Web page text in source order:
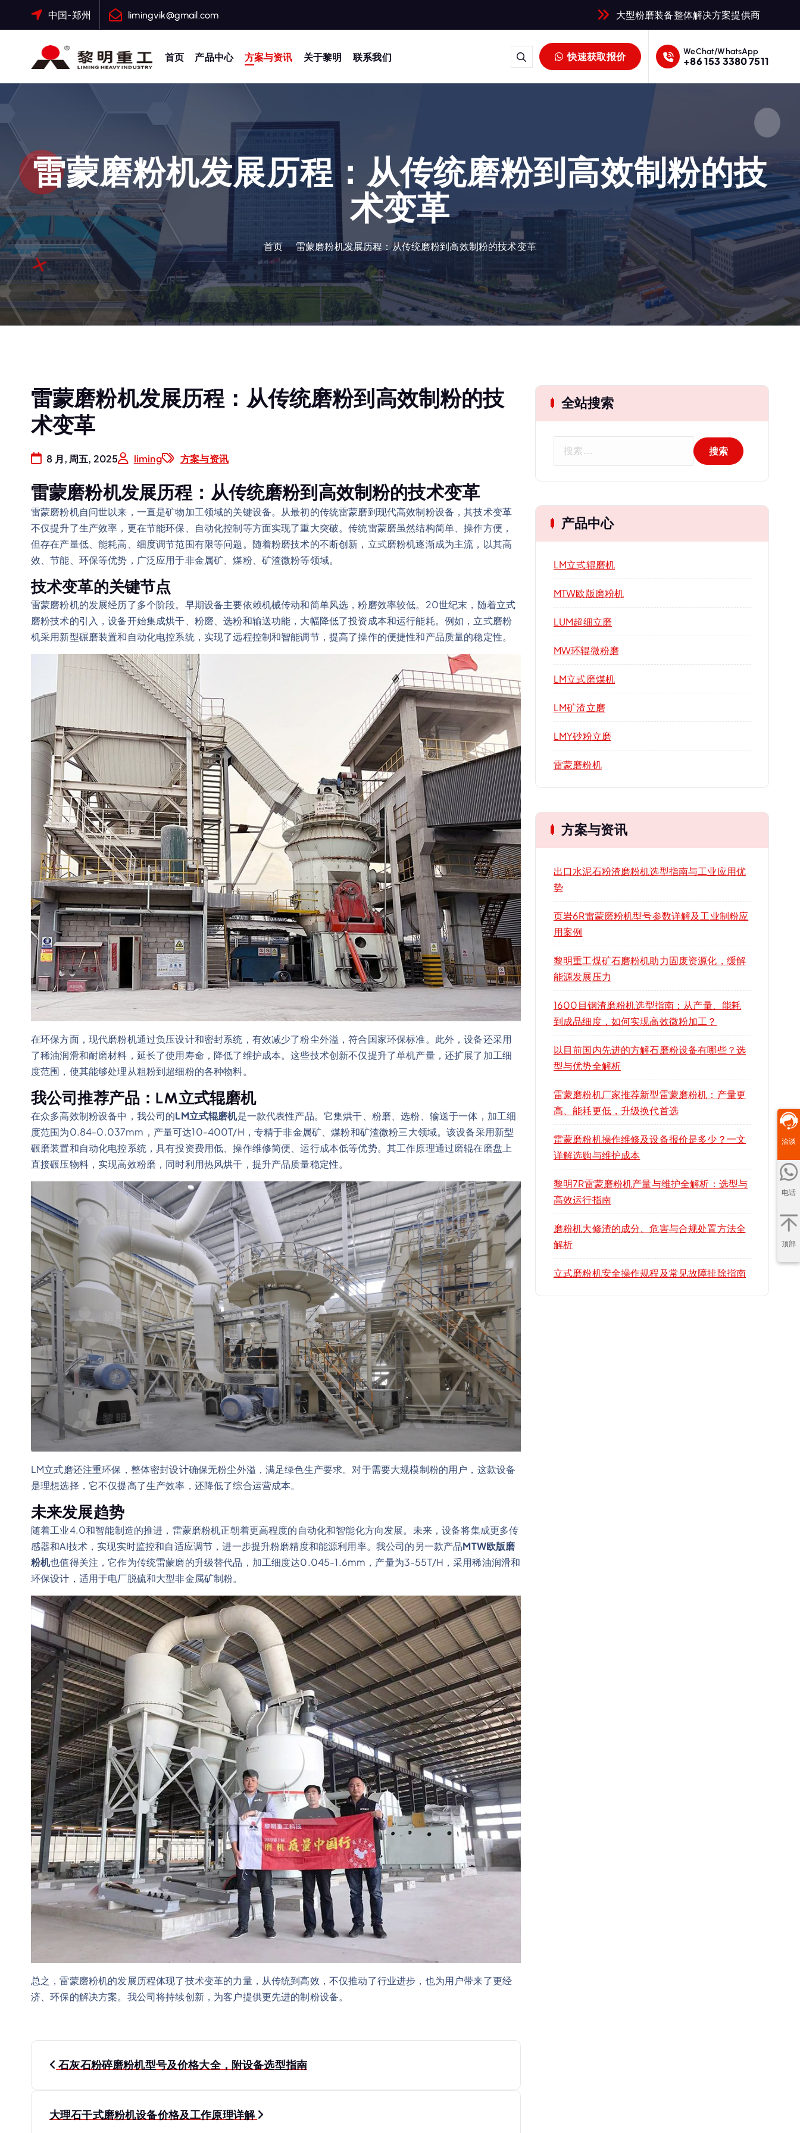
中国-郑州 limingvik@gmail.com 大型粉磨装备整体解决方案提供商
大修渣磨粉机，矿渣立磨
首页 产品中心 方案与资讯 关于黎明 联系我们 快速获取报价 WeChat/WhatsApp
+86 153 3380 7511
雷蒙磨粉机发展历程：从传统磨粉到高效制粉的技
术变革
首页 雷蒙磨粉机发展历程：从传统磨粉到高效制粉的技术变革
雷蒙磨粉机发展历程：从传统磨粉到高效制粉的技
术变革
8 月, 周五, 2025 liming 方案与资讯
雷蒙磨粉机发展历程：从传统磨粉到高效制粉的技术变革
雷蒙磨粉机自问世以来，一直是矿物加工领域的关键设备。从最初的传统雷蒙磨到现代高效制粉设备，其技术变革
不仅提升了生产效率，更在节能环保、自动化控制等方面实现了重大突破。传统雷蒙磨虽然结构简单、操作方便，
但存在产量低、能耗高、细度调节范围有限等问题。随着粉磨技术的不断创新，立式磨粉机逐渐成为主流，以其高
效、节能、环保等优势，广泛应用于非金属矿、煤粉、矿渣微粉等领域。
技术变革的关键节点
雷蒙磨粉机的发展经历了多个阶段。早期设备主要依赖机械传动和简单风选，粉磨效率较低。20世纪末，随着立式
磨粉技术的引入，设备开始集成烘干、粉磨、选粉和输送功能，大幅降低了投资成本和运行能耗。例如，立式磨粉
机采用新型碾磨装置和自动化电控系统，实现了远程控制和智能调节，提高了操作的便捷性和产品质量的稳定性。
在环保方面，现代磨粉机通过负压设计和密封系统，有效减少了粉尘外溢，符合国家环保标准。此外，设备还采用
了稀油润滑和耐磨材料，延长了使用寿命，降低了维护成本。这些技术创新不仅提升了单机产量，还扩展了加工细
度范围，使其能够处理从粗粉到超细粉的各种物料。
我公司推荐产品：LM立式辊磨机
在众多高效制粉设备中，我公司的LM立式辊磨机是一款代表性产品。它集烘干、粉磨、选粉、输送于一体，加工细
度范围为0.84-0.037mm，产量可达10-400T/H，专精于非金属矿、煤粉和矿渣微粉三大领域。该设备采用新型
碾磨装置和自动化电控系统，具有投资费用低、操作维修简便、运行成本低等优势。其工作原理通过磨辊在磨盘上
直接碾压物料，实现高效粉磨，同时利用热风烘干，提升产品质量稳定性。
LM立式磨还注重环保，整体密封设计确保无粉尘外溢，满足绿色生产要求。对于需要大规模制粉的用户，这款设备
是理想选择，它不仅提高了生产效率，还降低了综合运营成本。
未来发展趋势
随着工业4.0和智能制造的推进，雷蒙磨粉机正朝着更高程度的自动化和智能化方向发展。未来，设备将集成更多传
感器和AI技术，实现实时监控和自适应调节，进一步提升粉磨精度和能源利用率。我公司的另一款产品MTW欧版磨
粉机也值得关注，它作为传统雷蒙磨的升级替代品，加工细度达0.045-1.6mm，产量为3-55T/H，采用稀油润滑和
环保设计，适用于电厂脱硫和大型非金属矿制粉。
总之，雷蒙磨粉机的发展历程体现了技术变革的力量，从传统到高效，不仅推动了行业进步，也为用户带来了更经
济、环保的解决方案。我公司将持续创新，为客户提供更先进的制粉设备。
文
导
石灰石粉碎磨粉机型号及价格大全，附设备选型指南
大理石干式磨粉机设备价格及工作原理详解
全站搜索
产品中心
LM立式辊磨机
MTW欧版磨粉机
LUM超细立磨
MW环辊微粉磨
LM立式磨煤机
LM矿渣立磨
LMY砂粉立磨
雷蒙磨粉机
方案与资讯
出口水泥石粉渣磨粉机选型指南与工业应用优
势
页岩6R雷蒙磨粉机型号参数详解及工业制粉应
用案例
黎明重工煤矿石磨粉机助力固废资源化，缓解
能源发展压力
1600目钢渣磨粉机选型指南：从产量、能耗
到成品细度，如何实现高效微粉加工？
以目前国内先进的方解石磨粉设备有哪些？选
型与优势全解析
雷蒙磨粉机厂家推荐新型雷蒙磨粉机：产量更
高、能耗更低，升级换代首选
雷蒙磨粉机操作维修及设备报价是多少？一文
详解选购与维护成本
黎明7R雷蒙磨粉机产量与维护全解析：选型与
高效运行指南
磨粉机大修渣的成分、危害与合规处置方法全
解析
立式磨粉机安全操作规程及常见故障排除指南
洽谈
电话
顶部